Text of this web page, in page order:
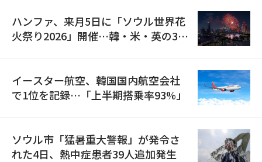
ハンファ、来月5日に「ソウル世界花
火祭り2026」開催…韓・米・英の3カ
イースター航空、韓国国内航空会社
で1位を記録…「上半期搭乗率93%」
ソウル市「猛暑重大警報」が発令さ
れた4日、熱中症患者39人追加発生